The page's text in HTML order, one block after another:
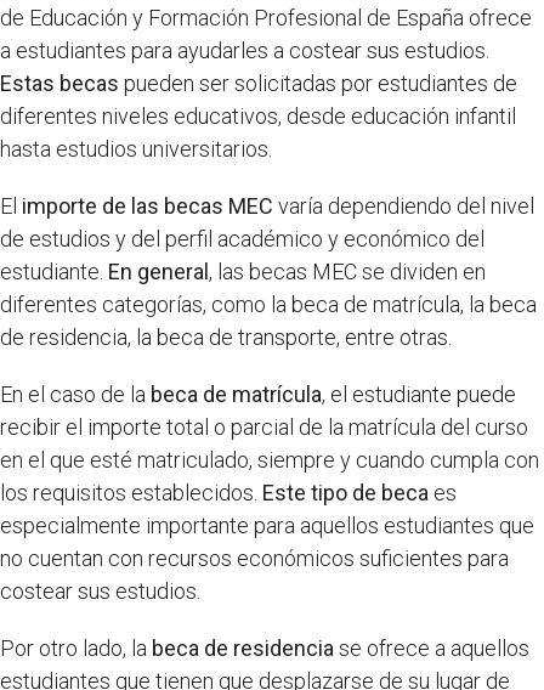
de Educación y Formación Profesional de España ofrece
a estudiantes para ayudarles a costear sus estudios.
Estas becas pueden ser solicitadas por estudiantes de
diferentes niveles educativos, desde educación infantil
hasta estudios universitarios.
El importe de las becas MEC varía dependiendo del nivel
de estudios y del perfil académico y económico del
estudiante. En general, las becas MEC se dividen en
diferentes categorías, como la beca de matrícula, la beca
de residencia, la beca de transporte, entre otras.
En el caso de la beca de matrícula, el estudiante puede
recibir el importe total o parcial de la matrícula del curso
en el que esté matriculado, siempre y cuando cumpla con
los requisitos establecidos. Este tipo de beca es
especialmente importante para aquellos estudiantes que
no cuentan con recursos económicos suficientes para
costear sus estudios.
Por otro lado, la beca de residencia se ofrece a aquellos
estudiantes que tienen que desplazarse de su lugar de